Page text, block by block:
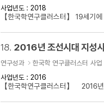
사업년도 : 2018
【한국학연구클러스터】 19세기
18. 2016년 조선시대 지성
연구성과
한국학 연구클러스터 사업
사업년도 : 2016
【한국학연구클러스터】 2016